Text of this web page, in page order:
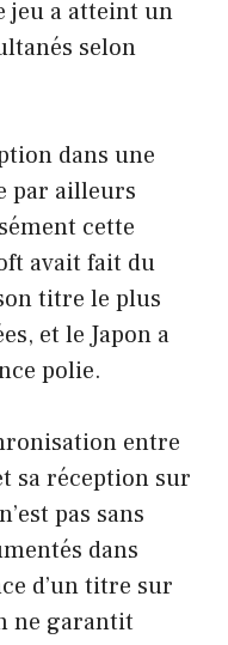
jeu a atteint un
selon
dans une
par ailleurs
cette
avait fait du
titre le plus
et le Japon a
polie.
entre
sa réception sur
pas sans
dans
d’un titre sur
ne garantit